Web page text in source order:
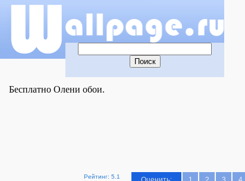
Бесплатно Олени обои.
Рейтинг: 5.1